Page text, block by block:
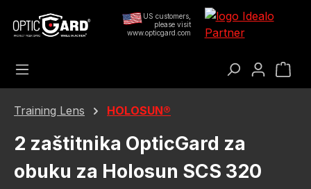
Preskoči na glavni sadržaj US customers,
please visit
www.opticgard.com
Training Lens HOLOSUN®
2 zaštitnika OpticGard za
obuku za Holosun SCS 320